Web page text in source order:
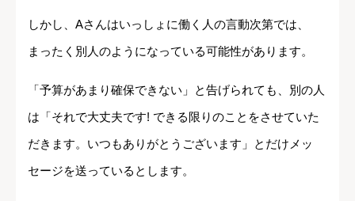
しかし、Aさんはいっしょに働く人の言動次第では、
まったく別人のようになっている可能性があります。
「予算があまり確保できない」と告げられても、別の人
は「それで大丈夫です! できる限りのことをさせていた
だきます。いつもありがとうございます」とだけメッ
セージを送っているとします。